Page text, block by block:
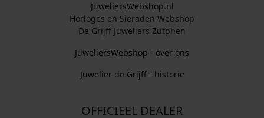
JuweliersWebshop.nl
Horloges en Sieraden Webshop
De Grijff Juweliers Zutphen
JuweliersWebshop - over ons
Juwelier de Grijff - historie
OFFICIEEL DEALER